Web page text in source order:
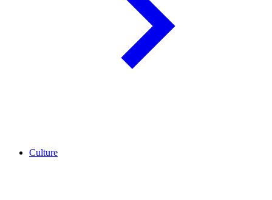
Culture